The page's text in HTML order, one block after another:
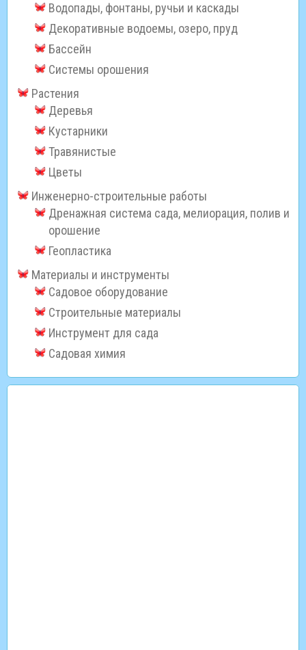
Водопады, фонтаны, ручьи и каскады
Декоративные водоемы, озеро, пруд
Бассейн
Системы орошения
Растения
Деревья
Кустарники
Травянистые
Цветы
Инженерно-строительные работы
Дренажная система сада, мелиорация, полив и
орошение
Геопластика
Материалы и инструменты
Садовое оборудование
Строительные материалы
Инструмент для сада
Садовая химия